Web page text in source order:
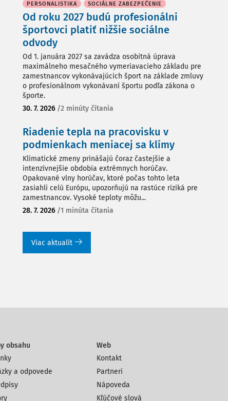
PERSONALISTIKA SOCIÁLNE ZABEZPEČENIE
Od roku 2027 budú profesionálni
športovci platiť nižšie sociálne
odvody
Od 1. januára 2027 sa zavádza osobitná úprava
maximálneho mesačného vymeriavacieho základu pre
zamestnancov vykonávajúcich šport na základe zmluvy
o profesionálnom vykonávaní športu podľa zákona o
športe.
30. 7. 2026 /2 minúty čítania
Riadenie tepla na pracovisku v
podmienkach meniacej sa klímy
Klimatické zmeny prinášajú čoraz častejšie a
intenzívnejšie obdobia extrémnych horúčav.
Opakované vlny horúčav, ktoré počas tohto leta
zasiahli celú Európu, upozorňujú na rastúce riziká pre
zamestnancov. Vysoké teploty môžu...
28. 7. 2026 /1 minúta čítania
Viac aktualít
obsahu
a odpovede
Web
Kontakt
Partneri
Nápoveda
Kľúčové slová